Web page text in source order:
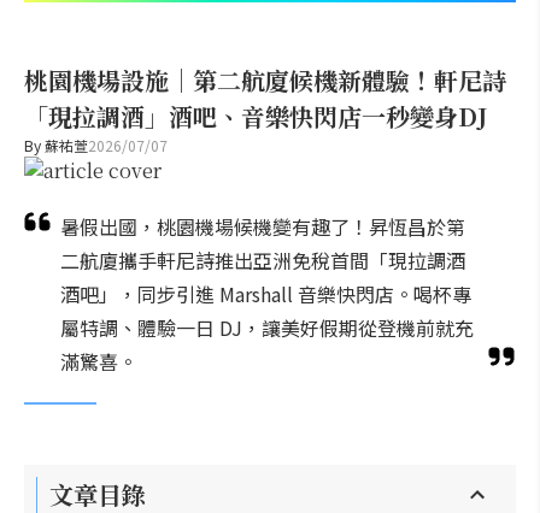
桃園機場設施｜第二航廈候機新體驗！軒尼詩
「現拉調酒」酒吧、音樂快閃店一秒變身DJ
By蘇祐萱2026/07/07
暑假出國，桃園機場候機變有趣了！昇恆昌於第
二航廈攜手軒尼詩推出亞洲免稅首間「現拉調酒
酒吧」，同步引進 Marshall 音樂快閃店。喝杯專
屬特調、體驗一日 DJ，讓美好假期從登機前就充
滿驚喜。
文章目錄